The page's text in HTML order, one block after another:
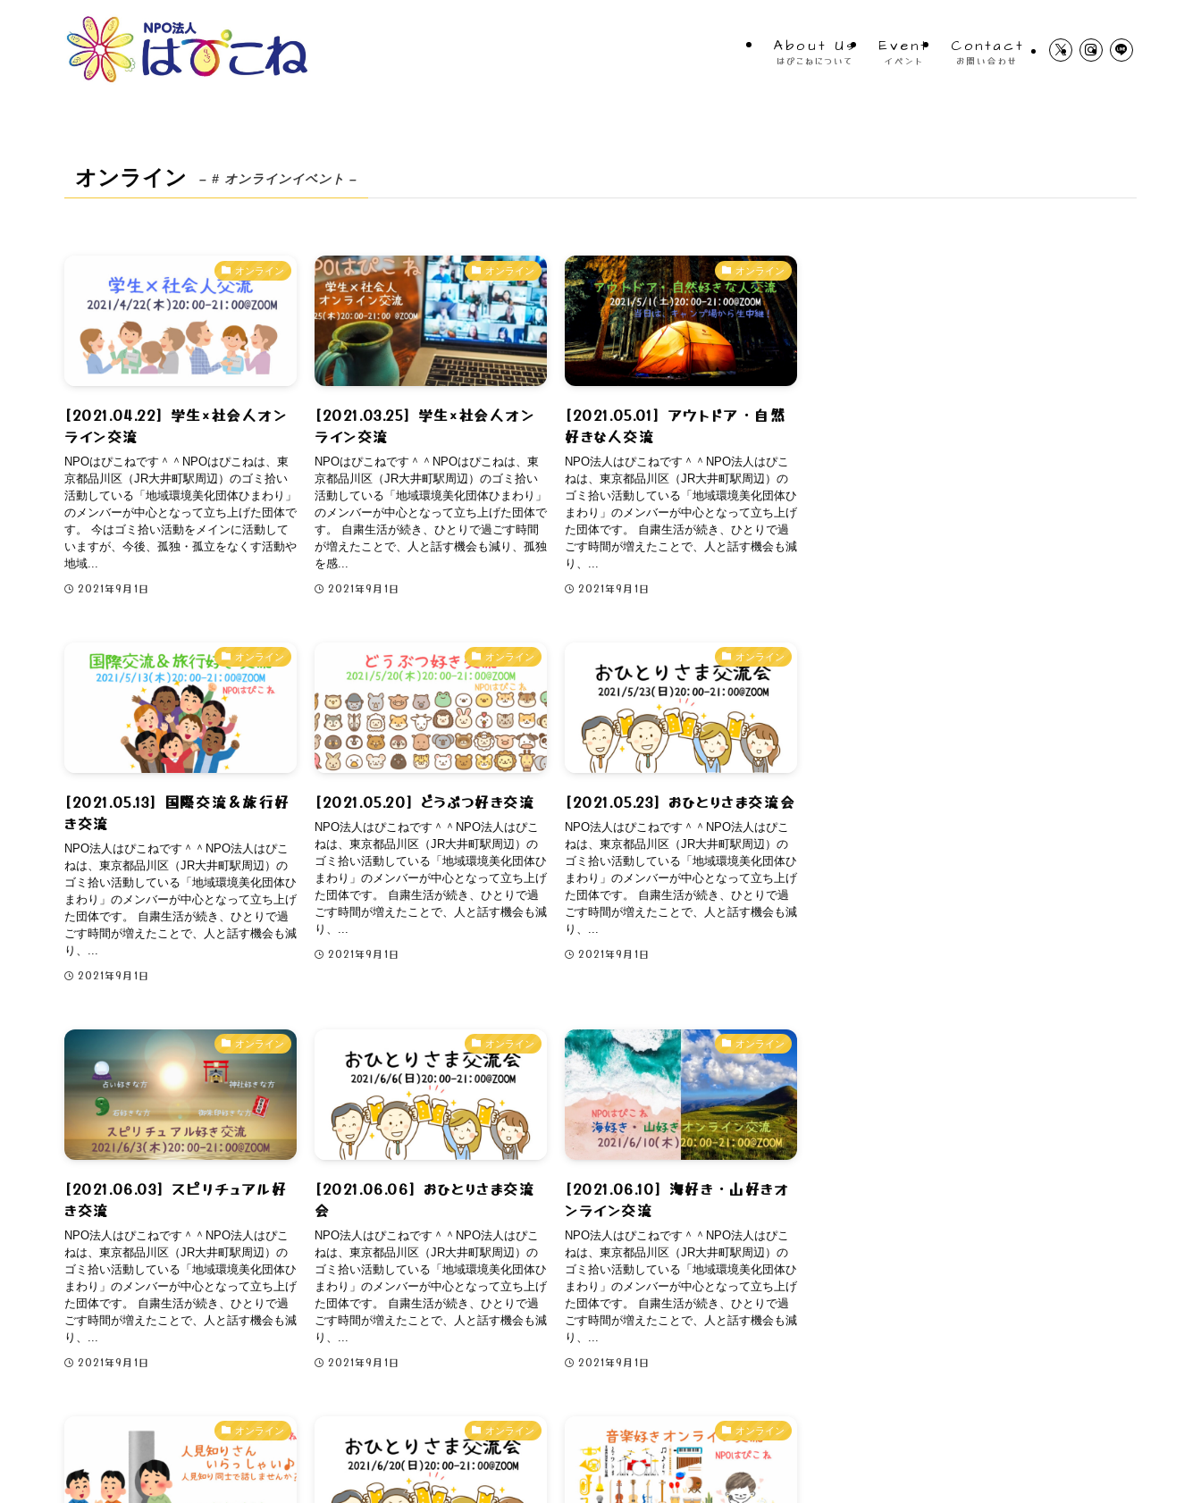
About Us
はぴこねについて
Event
イベント
Contact
お問い合わせ
オンライン – # オンラインイベント –
オンライン
[2021.04.22] 学生×社会人オン
ライン交流
NPOはぴこねです＾＾NPOはぴこねは、東
京都品川区（JR大井町駅周辺）のゴミ拾い
活動している「地域環境美化団体ひまわり」
のメンバーが中心となって立ち上げた団体で
す。 今はゴミ拾い活動をメインに活動して
いますが、今後、孤独・孤立をなくす活動や
地域...
2021年9月1日
オンライン
[2021.03.25] 学生×社会人オン
ライン交流
NPOはぴこねです＾＾NPOはぴこねは、東
京都品川区（JR大井町駅周辺）のゴミ拾い
活動している「地域環境美化団体ひまわり」
のメンバーが中心となって立ち上げた団体で
す。 自粛生活が続き、ひとりで過ごす時間
が増えたことで、人と話す機会も減り、孤独
を感...
2021年9月1日
オンライン
[2021.05.01] アウトドア・自然
好きな人交流
NPO法人はぴこねです＾＾NPO法人はぴこ
ねは、東京都品川区（JR大井町駅周辺）の
ゴミ拾い活動している「地域環境美化団体ひ
まわり」のメンバーが中心となって立ち上げ
た団体です。 自粛生活が続き、ひとりで過
ごす時間が増えたことで、人と話す機会も減
り、...
2021年9月1日
オンライン
[2021.05.13] 国際交流＆旅行好
き交流
NPO法人はぴこねです＾＾NPO法人はぴこ
ねは、東京都品川区（JR大井町駅周辺）の
ゴミ拾い活動している「地域環境美化団体ひ
まわり」のメンバーが中心となって立ち上げ
た団体です。 自粛生活が続き、ひとりで過
ごす時間が増えたことで、人と話す機会も減
り、...
2021年9月1日
オンライン
[2021.05.20] どうぶつ好き交流
NPO法人はぴこねです＾＾NPO法人はぴこ
ねは、東京都品川区（JR大井町駅周辺）の
ゴミ拾い活動している「地域環境美化団体ひ
まわり」のメンバーが中心となって立ち上げ
た団体です。 自粛生活が続き、ひとりで過
ごす時間が増えたことで、人と話す機会も減
り、...
2021年9月1日
オンライン
[2021.05.23] おひとりさま交流会
NPO法人はぴこねです＾＾NPO法人はぴこ
ねは、東京都品川区（JR大井町駅周辺）の
ゴミ拾い活動している「地域環境美化団体ひ
まわり」のメンバーが中心となって立ち上げ
た団体です。 自粛生活が続き、ひとりで過
ごす時間が増えたことで、人と話す機会も減
り、...
2021年9月1日
オンライン
[2021.06.03] スピリチュアル好
き交流
NPO法人はぴこねです＾＾NPO法人はぴこ
ねは、東京都品川区（JR大井町駅周辺）の
ゴミ拾い活動している「地域環境美化団体ひ
まわり」のメンバーが中心となって立ち上げ
た団体です。 自粛生活が続き、ひとりで過
ごす時間が増えたことで、人と話す機会も減
り、...
2021年9月1日
オンライン
[2021.06.06] おひとりさま交流
会
NPO法人はぴこねです＾＾NPO法人はぴこ
ねは、東京都品川区（JR大井町駅周辺）の
ゴミ拾い活動している「地域環境美化団体ひ
まわり」のメンバーが中心となって立ち上げ
た団体です。 自粛生活が続き、ひとりで過
ごす時間が増えたことで、人と話す機会も減
り、...
2021年9月1日
オンライン
[2021.06.10] 海好き・山好きオ
ンライン交流
NPO法人はぴこねです＾＾NPO法人はぴこ
ねは、東京都品川区（JR大井町駅周辺）の
ゴミ拾い活動している「地域環境美化団体ひ
まわり」のメンバーが中心となって立ち上げ
た団体です。 自粛生活が続き、ひとりで過
ごす時間が増えたことで、人と話す機会も減
り、...
2021年9月1日
オンライン オンライン オンライン